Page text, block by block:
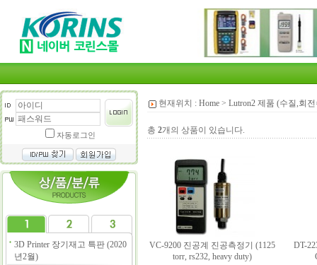
자동로그인
3D Printer 장기재고 특판 (2020
년2월)
현재위치 : Home > Lutron2 제품 (수질,회
총 2개의 상품이 있습니다.
VC-9200 진공계 진공측정기 (1125
torr, rs232, heavy duty)
DT-